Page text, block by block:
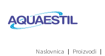
Naslovnica Proizvodi